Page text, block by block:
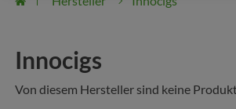
Innocigs
Von diesem Hersteller sind keine